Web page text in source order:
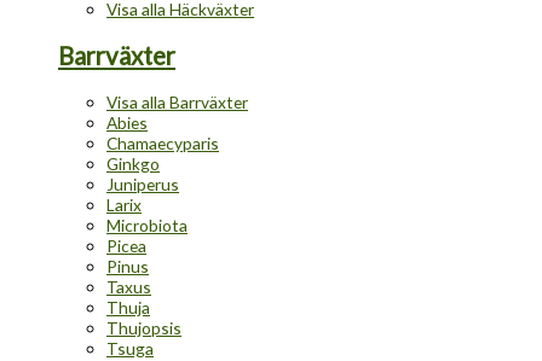
Visa alla Häckväxter
Barrväxter
Visa alla Barrväxter
Abies
Chamaecyparis
Ginkgo
Juniperus
Larix
Microbiota
Picea
Pinus
Taxus
Thuja
Thujopsis
Tsuga